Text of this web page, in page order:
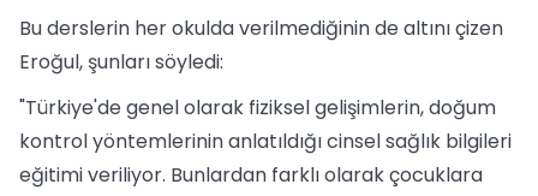
Bu derslerin her okulda verilmediğinin de altını çizen
Eroğul, şunları söyledi:
"Türkiye'de genel olarak fiziksel gelişimlerin, doğum
kontrol yöntemlerinin anlatıldığı cinsel sağlık bilgileri
eğitimi veriliyor. Bunlardan farklı olarak çocuklara